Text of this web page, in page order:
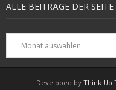
ALLE BEITRÄGE DER
Alle
Beiträge
der
Seite
chronologischDeveloped by Think Up